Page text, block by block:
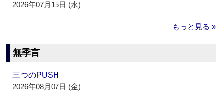
2026年07月15日 (水)
もっと見る »
無季言
三つのPUSH
2026年08月07日 (金)